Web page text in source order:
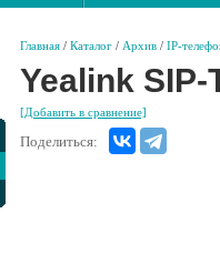
Главная / Каталог / Архив / IP-
Yealink SIP-
[Добавить в сравнение]
Поделиться: